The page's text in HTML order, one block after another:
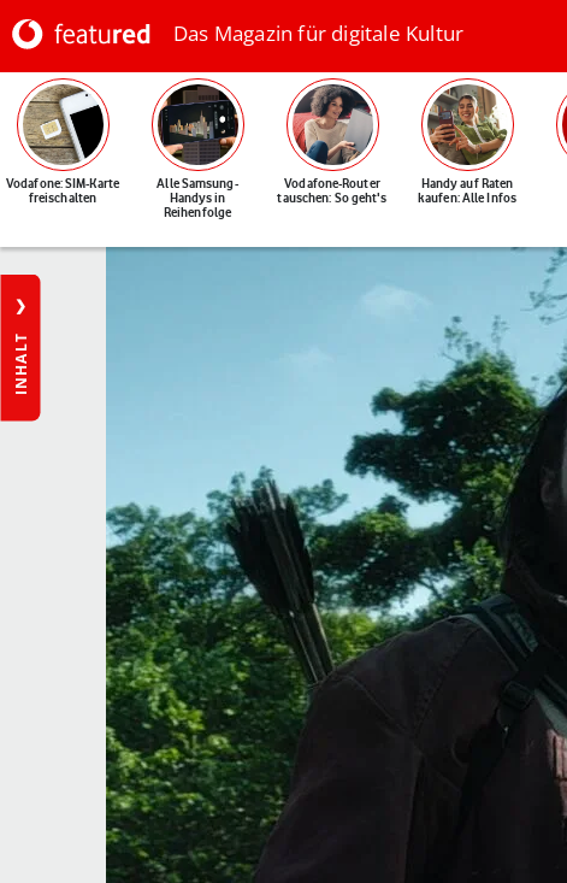
Das Magazin für digitale Kultur
Vodafone: SIM-Karte
freischalten
Alle Samsung-
Handys in
Reihenfolge
Vodafone-Router
tauschen: So geht's
Handy auf Raten
kaufen: Alle Infos
INHALT